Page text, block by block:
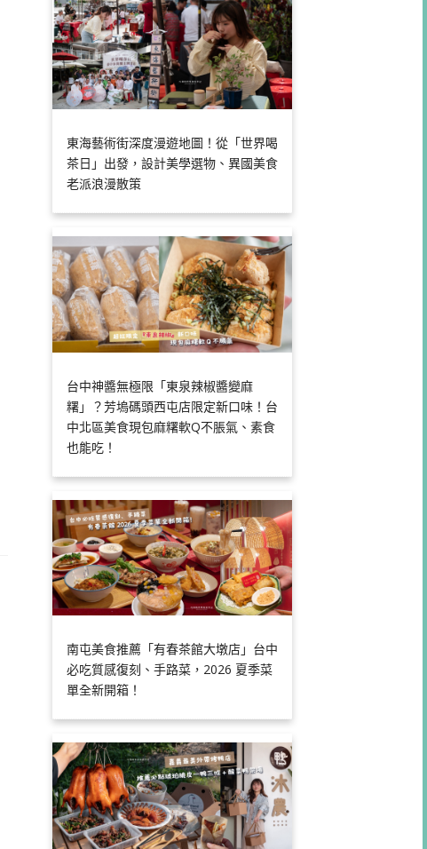
東海藝術街深度漫遊地圖！從「世界喝
茶日」出發，設計美學選物、異國美食
老派浪漫散策
台中神醬無極限「東泉辣椒醬變麻
糬」？芳塢碼頭西屯店限定新口味！台
中北區美食現包麻糬軟Q不脹氣、素食
也能吃！
南屯美食推薦「有春茶館大墩店」台中
必吃質感復刻、手路菜，2026 夏季菜
單全新開箱！